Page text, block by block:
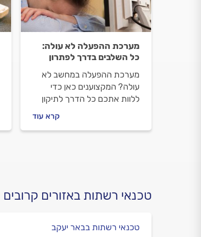
מערכת ההפעלה לא עולה:
כל השלבים בדרך לפתרון
מערכת ההפעלה במחשב לא
עולה? המקצוענים כאן כדי
ללוות אתכם כל הדרך לתיקון
שמזמינים טכנאי מחשבים, איך
מתנהלים מולו וכמה יעלה לכם
קרא עוד
טכנאי רשתות באזורים קרובים
טכנאי רשתות בבאר יעקב